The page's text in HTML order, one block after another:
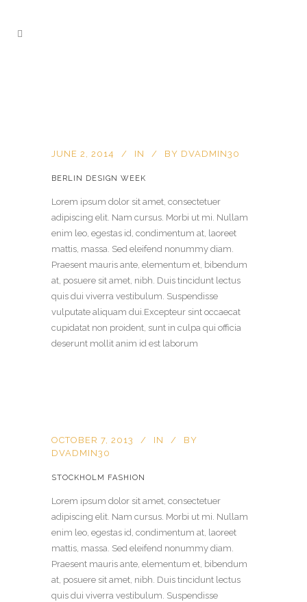
JUNE 2, 2014 IN BY DVADMIN30
BERLIN DESIGN WEEK
Lorem ipsum dolor sit amet, consectetuer
adipiscing elit. Nam cursus. Morbi ut mi. Nullam
enim leo, egestas id, condimentum at, laoreet
mattis, massa. Sed eleifend nonummy diam.
Praesent mauris ante, elementum et, bibendum
at, posuere sit amet, nibh. Duis tincidunt lectus
quis dui viverra vestibulum. Suspendisse
vulputate aliquam dui.Excepteur sint occaecat
cupidatat non proident, sunt in culpa qui officia
deserunt mollit anim id est laborum
OCTOBER 7, 2013 IN
BY
DVADMIN30
STOCKHOLM FASHION
Lorem ipsum dolor sit amet, consectetuer
adipiscing elit. Nam cursus. Morbi ut mi. Nullam
enim leo, egestas id, condimentum at, laoreet
mattis, massa. Sed eleifend nonummy diam.
Praesent mauris ante, elementum et, bibendum
at, posuere sit amet, nibh. Duis tincidunt lectus
quis dui viverra vestibulum. Suspendisse